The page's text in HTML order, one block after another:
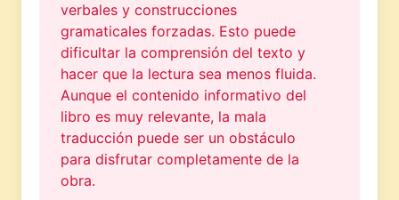
verbales y construcciones
gramaticales forzadas. Esto puede
dificultar la comprensión del texto y
hacer que la lectura sea menos fluida.
Aunque el contenido informativo del
libro es muy relevante, la mala
traducción puede ser un obstáculo
para disfrutar completamente de la
obra.